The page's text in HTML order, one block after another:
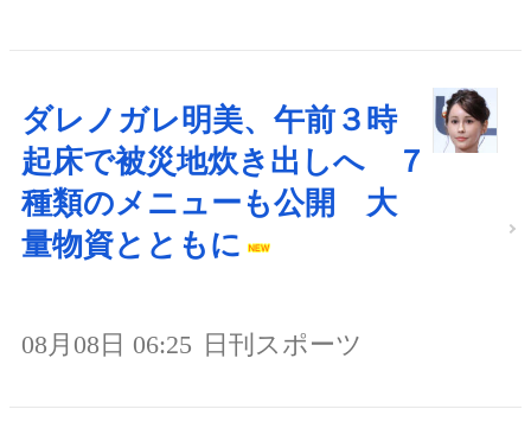
ダレノガレ明美、午前３時
起床で被災地炊き出しへ ７
種類のメニューも公開 大
量物資とともに
08月08日 06:25 日刊スポーツ